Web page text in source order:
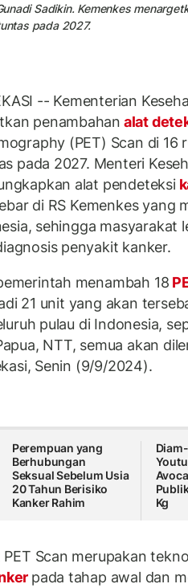
Sadikin. Kemenkes
pada 2027.
-- Kementerian
penambahan alat
(PET) Scan di 16
pada 2027. Menteri
alat pendeteksi
di RS Kemenkes yang
sehingga masyarakat
penyakit kanker.
menambah 18
21 unit yang akan
pulau di Indonesia,
NTT, semua akan
Senin (9/9/2024).
Perempuan yang
Berhubungan
Seksual Sebelum Usia
20 Tahun Berisiko
Kanker Rahim
Kg
PET Scan merupakan
pada tahap awal dan